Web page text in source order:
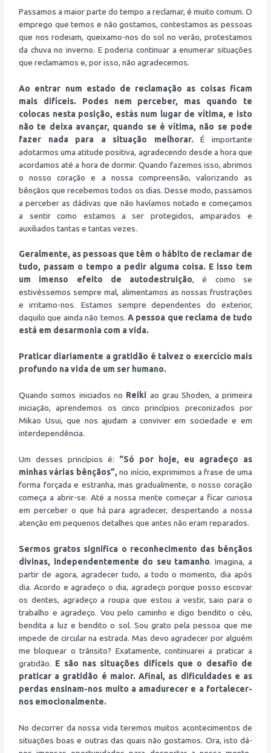
Passamos a maior parte do tempo a reclamar, é muito comum. O
emprego que temos e não gostamos, contestamos as pessoas
que nos rodeiam, queixamo-nos do sol no verão, protestamos
da chuva no inverno. E poderia continuar a enumerar situações
que reclamamos e, por isso, não agradecemos.
Ao entrar num estado de reclamação as coisas ficam
mais difíceis. Podes nem perceber, mas quando te
colocas nesta posição, estás num lugar de vítima, e isto
não te deixa avançar, quando se é vítima, não se pode
fazer nada para a situação melhorar. É importante
adotarmos uma atitude positiva, agradecendo desde a hora que
acordamos até a hora de dormir. Quando fazemos isso, abrimos
o nosso coração e a nossa compreensão, valorizando as
bênçãos que recebemos todos os dias. Desse modo, passamos
a perceber as dádivas que não havíamos notado e começamos
a sentir como estamos a ser protegidos, amparados e
auxiliados tantas e tantas vezes.
Geralmente, as pessoas que têm o hábito de reclamar de
tudo, passam o tempo a pedir alguma coisa. E isso tem
um imenso efeito de autodestruição, é como se
estivéssemos sempre mal, alimentamos as nossas frustrações
e irritamo-nos. Estamos sempre dependentes do exterior,
daquilo que ainda não temos. A pessoa que reclama de tudo
está em desarmonia com a vida.
Praticar diariamente a gratidão é talvez o exercício mais
profundo na vida de um ser humano.
Quando somos iniciados no Reiki ao grau Shoden, a primeira
iniciação, aprendemos os cinco princípios preconizados por
Mikao Usui, que nos ajudam a conviver em sociedade e em
interdependência.
Um desses princípios é: “Só por hoje, eu agradeço as
minhas várias bênçãos”, no início, exprimimos a frase de uma
forma forçada e estranha, mas gradualmente, o nosso coração
começa a abrir-se. Até a nossa mente começar a ficar curiosa
em perceber o que há para agradecer, despertando a nossa
atenção em pequenos detalhes que antes não eram reparados.
Sermos gratos significa o reconhecimento das bênçãos
divinas, independentemente do seu tamanho. Imagina, a
partir de agora, agradecer tudo, a todo o momento, dia após
dia. Acordo e agradeço o dia, agradeço porque posso escovar
os dentes, agradeço a roupa que estou a vestir, saio para o
trabalho e agradeço. Vou pelo caminho e digo bendito o céu,
bendita a luz e bendito o sol. Sou grato pela pessoa que me
impede de circular na estrada. Mas devo agradecer por alguém
me bloquear o trânsito? Exatamente, continuarei a praticar a
gratidão. E são nas situações difíceis que o desafio de
praticar a gratidão é maior. Afinal, as dificuldades e as
perdas ensinam-nos muito a amadurecer e a fortalecer-
nos emocionalmente.
No decorrer da nossa vida teremos muitos acontecimentos de
situações boas e outras das quais não gostamos. Ora, isto dá-